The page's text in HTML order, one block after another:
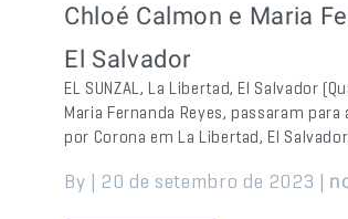
Chloé Calmon e Maria
El Salvador
EL SUNZAL, La Libertad, El Salvador
Maria Fernanda Reyes, passaram
por Corona em La Libertad, El
By | 20 de setembro de 2023 |